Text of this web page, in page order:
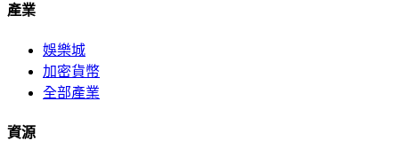
產業
娛樂城
加密貨幣
全部產業
資源